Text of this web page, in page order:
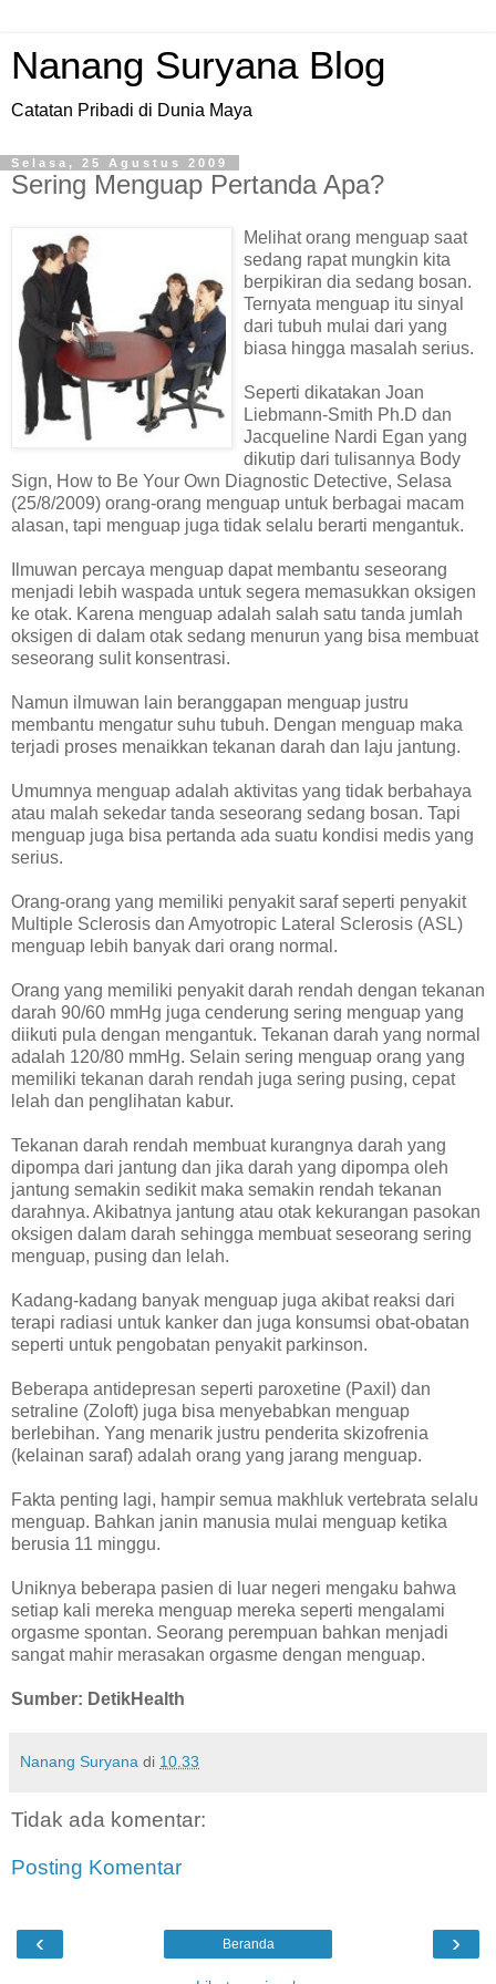
Nanang Suryana Blog
Catatan Pribadi di Dunia Maya
Selasa, 25 Agustus 2009
Sering Menguap Pertanda Apa?
Melihat orang menguap saat
sedang rapat mungkin kita
berpikiran dia sedang bosan.
Ternyata menguap itu sinyal
dari tubuh mulai dari yang
biasa hingga masalah serius.
Seperti dikatakan Joan
Liebmann-Smith Ph.D dan
Jacqueline Nardi Egan yang
dikutip dari tulisannya Body
Sign, How to Be Your Own Diagnostic Detective, Selasa
(25/8/2009) orang-orang menguap untuk berbagai macam
alasan, tapi menguap juga tidak selalu berarti mengantuk.
Ilmuwan percaya menguap dapat membantu seseorang
menjadi lebih waspada untuk segera memasukkan oksigen
ke otak. Karena menguap adalah salah satu tanda jumlah
oksigen di dalam otak sedang menurun yang bisa membuat
seseorang sulit konsentrasi.
Namun ilmuwan lain beranggapan menguap justru
membantu mengatur suhu tubuh. Dengan menguap maka
terjadi proses menaikkan tekanan darah dan laju jantung.
Umumnya menguap adalah aktivitas yang tidak berbahaya
atau malah sekedar tanda seseorang sedang bosan. Tapi
menguap juga bisa pertanda ada suatu kondisi medis yang
serius.
Orang-orang yang memiliki penyakit saraf seperti penyakit
Multiple Sclerosis dan Amyotropic Lateral Sclerosis (ASL)
menguap lebih banyak dari orang normal.
Orang yang memiliki penyakit darah rendah dengan tekanan
darah 90/60 mmHg juga cenderung sering menguap yang
diikuti pula dengan mengantuk. Tekanan darah yang normal
adalah 120/80 mmHg. Selain sering menguap orang yang
memiliki tekanan darah rendah juga sering pusing, cepat
lelah dan penglihatan kabur.
Tekanan darah rendah membuat kurangnya darah yang
dipompa dari jantung dan jika darah yang dipompa oleh
jantung semakin sedikit maka semakin rendah tekanan
darahnya. Akibatnya jantung atau otak kekurangan pasokan
oksigen dalam darah sehingga membuat seseorang sering
menguap, pusing dan lelah.
Kadang-kadang banyak menguap juga akibat reaksi dari
terapi radiasi untuk kanker dan juga konsumsi obat-obatan
seperti untuk pengobatan penyakit parkinson.
Beberapa antidepresan seperti paroxetine (Paxil) dan
setraline (Zoloft) juga bisa menyebabkan menguap
berlebihan. Yang menarik justru penderita skizofrenia
(kelainan saraf) adalah orang yang jarang menguap.
Fakta penting lagi, hampir semua makhluk vertebrata selalu
menguap. Bahkan janin manusia mulai menguap ketika
berusia 11 minggu.
Uniknya beberapa pasien di luar negeri mengaku bahwa
setiap kali mereka menguap mereka seperti mengalami
orgasme spontan. Seorang perempuan bahkan menjadi
sangat mahir merasakan orgasme dengan menguap.
Sumber: DetikHealth
Nanang Suryana di 10.33
Tidak ada komentar:
Posting Komentar
‹ ›
Beranda